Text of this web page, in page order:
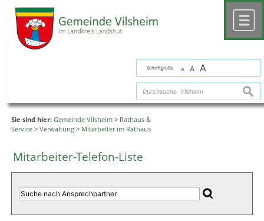
Schriftgröße A A A
Sie sind hier: Gemeinde Vilsheim > Rathaus &
Service > Verwaltung > Mitarbeiter im Rathaus
Mitarbeiter-Telefon-Liste